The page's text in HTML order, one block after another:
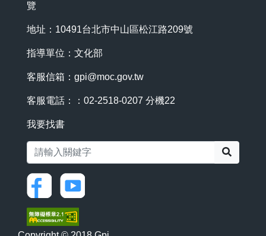
覽
地址：10491台北市中山區松江路209號
指導單位：文化部
客服信箱： gpi@moc.gov.tw
客服電話：：02-2518-0207 分機22
我要找書